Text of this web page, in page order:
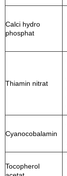
Calci hydro
phosphat
Thiamin nitrat
Cyanocobalamin
Tocopherol